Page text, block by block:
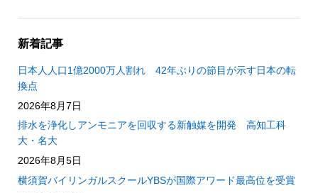
新着記事
日本人人口1億2000万人割れ 42年ぶりの節目が示す日本の転
換点
2026年8月7日
排水を浄化しアンモニアを回収する新触媒を開発 高知工科
大・名大
2026年8月5日
横須賀バイリンガルスクールYBSが国際アワード最高位を受賞